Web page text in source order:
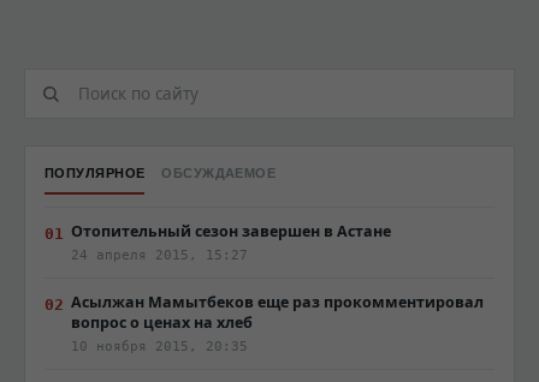
ПОПУЛЯРНОЕ ОБСУЖДАЕМОЕ
Отопительный сезон завершен в Астане
24 апреля 2015, 15:27
Асылжан Мамытбеков еще раз прокомментировал
вопрос о ценах на хлеб
10 ноября 2015, 20:35